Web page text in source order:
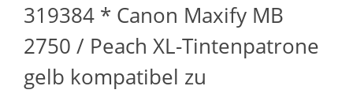
319384 * Canon Maxify MB
2750 / Peach XL-Tintenpatrone
gelb kompatibel zu